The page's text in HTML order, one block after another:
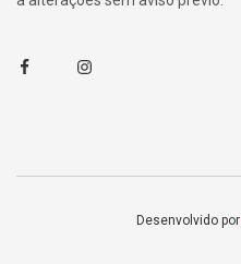
FacebookInstagram
Desenvolvido por